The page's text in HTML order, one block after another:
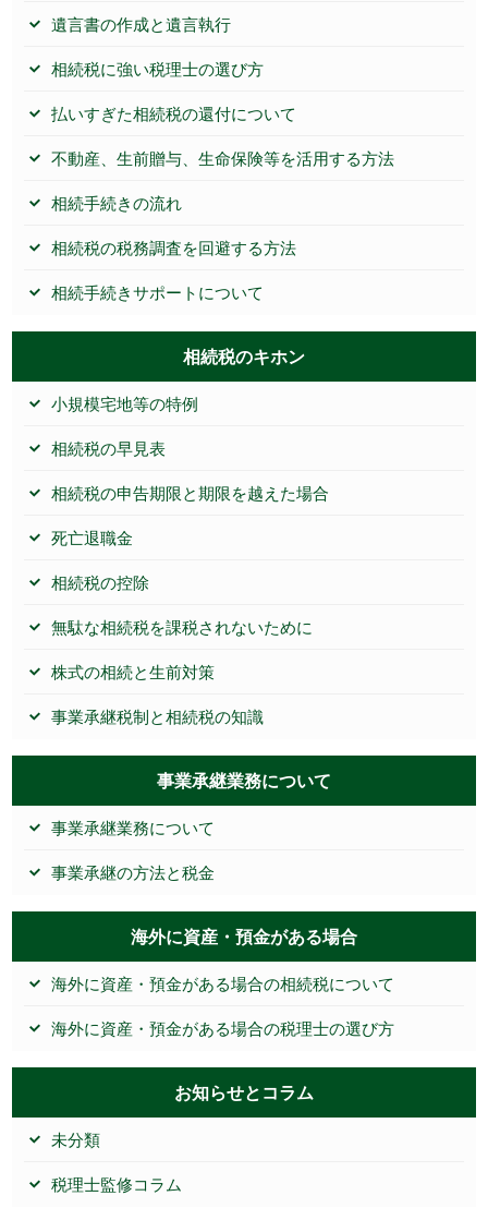
遺言書の作成と遺言執行
相続税に強い税理士の選び方
払いすぎた相続税の還付について
不動産、生前贈与、生命保険等を活用する方法
相続手続きの流れ
相続税の税務調査を回避する方法
相続手続きサポートについて
相続税のキホン
小規模宅地等の特例
相続税の早見表
相続税の申告期限と期限を越えた場合
死亡退職金
相続税の控除
無駄な相続税を課税されないために
株式の相続と生前対策
事業承継税制と相続税の知識
事業承継業務について
事業承継業務について
事業承継の方法と税金
海外に資産・預金がある場合
海外に資産・預金がある場合の相続税について
海外に資産・預金がある場合の税理士の選び方
お知らせとコラム
未分類
税理士監修コラム